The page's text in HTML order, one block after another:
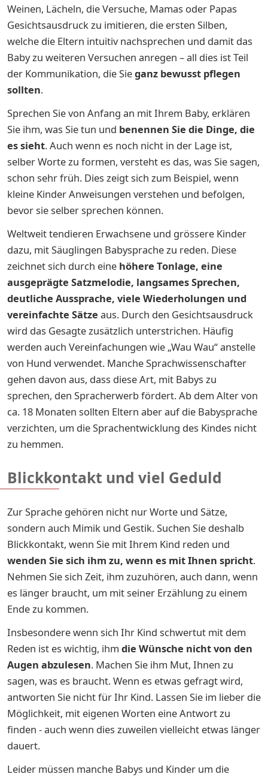
Weinen, Lächeln, die Versuche, Mamas oder Papas
Gesichtsausdruck zu imitieren, die ersten Silben,
welche die Eltern intuitiv nachsprechen und damit das
Baby zu weiteren Versuchen anregen – all dies ist Teil
der Kommunikation, die Sieganz bewusst pflegen
sollten.
Sprechen Sie von Anfang an mit Ihrem Baby, erklären
Sie ihm, was Sie tun und benennen Sie die Dinge, die
es sieht. Auch wenn es noch nicht in der Lage ist,
selber Worte zu formen, versteht es das, was Sie sagen,
schon sehr früh. Dies zeigt sich zum Beispiel, wenn
kleine Kinder Anweisungen verstehen und befolgen,
bevor sie selber sprechen können.
Weltweit tendieren Erwachsene und grössere Kinder
dazu, mit Säuglingen Babysprache zu reden. Diese
zeichnet sich durch eine höhere Tonlage, eine
ausgeprägte Satzmelodie, langsames Sprechen,
deutliche Aussprache, viele Wiederholungen und
vereinfachte Sätze aus. Durch den Gesichtsausdruck
wird das Gesagte zusätzlich unterstrichen. Häufig
werden auch Vereinfachungen wie „Wau Wau“ anstelle
von Hund verwendet. Manche Sprachwissenschafter
gehen davon aus, dass diese Art, mit Babys zu
sprechen, den Spracherwerb fördert. Ab dem Alter von
ca. 18 Monaten sollten Eltern aber auf die Babysprache
verzichten, um die Sprachentwicklung des Kindes nicht
zu hemmen.
Blickkontakt und viel Geduld
Zur Sprache gehören nicht nur Worte und Sätze,
sondern auch Mimik und Gestik. Suchen Sie deshalb
Blickkontakt, wenn Sie mit Ihrem Kind reden und
wenden Sie sich ihm zu, wenn es mit Ihnen spricht.
Nehmen Sie sich Zeit, ihm zuzuhören, auch dann, wenn
es länger braucht, um mit seiner Erzählung zu einem
Ende zu kommen.
Insbesondere wenn sich Ihr Kind schwertut mit dem
Reden ist es wichtig, ihm die Wünsche nicht von den
Augen abzulesen. Machen Sie ihm Mut, Ihnen zu
sagen, was es braucht. Wenn es etwas gefragt wird,
antworten Sie nicht für Ihr Kind. Lassen Sie im lieber die
Möglichkeit, mit eigenen Worten eine Antwort zu
finden - auch wenn dies zuweilen vielleicht etwas länger
dauert.
Leider müssen manche Babys und Kinder um die